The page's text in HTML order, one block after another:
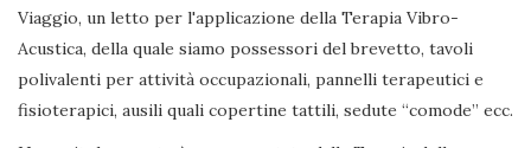
Viaggio, un letto per l'applicazione della Terapia Vibro-
Acustica, della quale siamo possessori del brevetto, tavoli
polivalenti per attività occupazionali, pannelli terapeutici e
fisioterapici, ausili quali copertine tattili, sedute “comode” ecc.